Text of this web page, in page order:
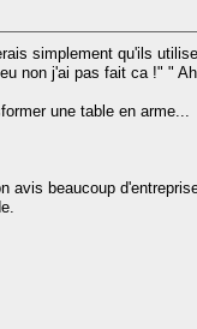
simplement qu'ils
non j'ai pas fait ca !" "
une table en arme...
beaucoup